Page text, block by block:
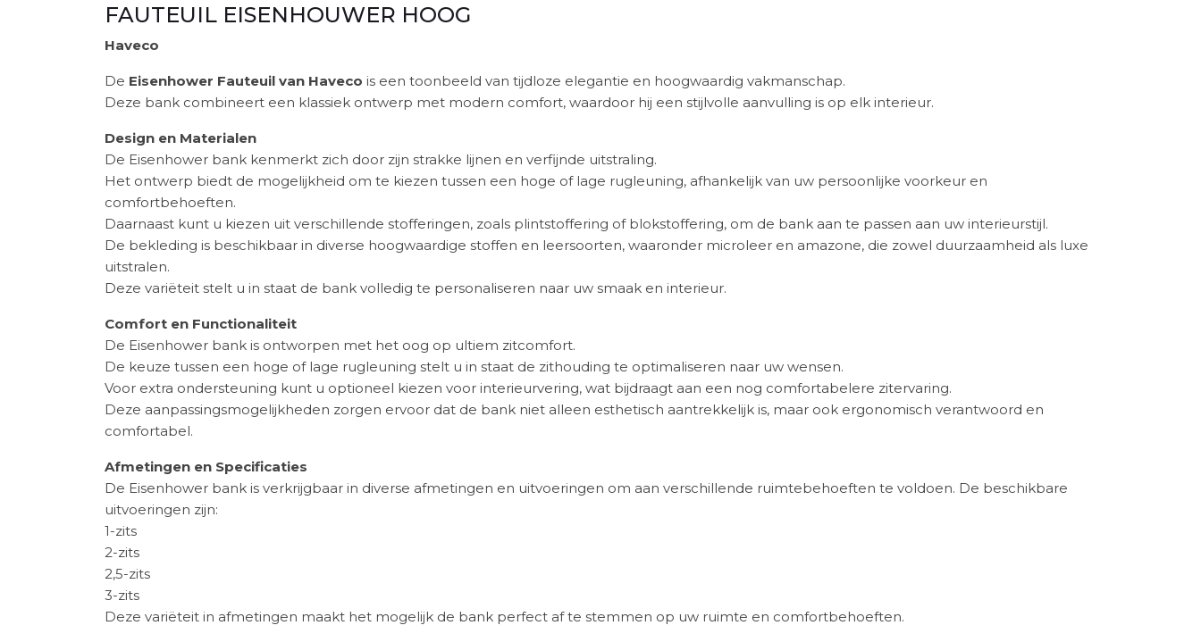
FAUTEUIL EISENHOUWER HOOG
Haveco
De Eisenhower Fauteuil van Haveco is een toonbeeld van tijdloze elegantie en hoogwaardig vakmanschap.
Deze bank combineert een klassiek ontwerp met modern comfort, waardoor hij een stijlvolle aanvulling is op elk interieur.
Design en Materialen
De Eisenhower bank kenmerkt zich door zijn strakke lijnen en verfijnde uitstraling.
Het ontwerp biedt de mogelijkheid om te kiezen tussen een hoge of lage rugleuning, afhankelijk van uw persoonlijke voorkeur en
comfortbehoeften.
Daarnaast kunt u kiezen uit verschillende stofferingen, zoals plintstoffering of blokstoffering, om de bank aan te passen aan uw interieurstijl.
De bekleding is beschikbaar in diverse hoogwaardige stoffen en leersoorten, waaronder microleer en amazone, die zowel duurzaamheid als luxe
uitstralen.
Deze variëteit stelt u in staat de bank volledig te personaliseren naar uw smaak en interieur.
Comfort en Functionaliteit
De Eisenhower bank is ontworpen met het oog op ultiem zitcomfort.
De keuze tussen een hoge of lage rugleuning stelt u in staat de zithouding te optimaliseren naar uw wensen.
Voor extra ondersteuning kunt u optioneel kiezen voor interieurvering, wat bijdraagt aan een nog comfortabelere zitervaring.
Deze aanpassingsmogelijkheden zorgen ervoor dat de bank niet alleen esthetisch aantrekkelijk is, maar ook ergonomisch verantwoord en
comfortabel.
Afmetingen en Specificaties
De Eisenhower bank is verkrijgbaar in diverse afmetingen en uitvoeringen om aan verschillende ruimtebehoeften te voldoen. De beschikbare
uitvoeringen zijn:
1-zits
2-zits
2,5-zits
3-zits
Deze variëteit in afmetingen maakt het mogelijk de bank perfect af te stemmen op uw ruimte en comfortbehoeften.